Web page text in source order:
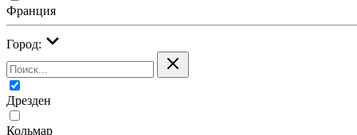
Франция
Город:
Дрезден
Кольмар